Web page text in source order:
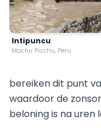
Intipuncu
Machu Picchu, Peru
bereiken dit punt
waardoor de
beloning is na uren